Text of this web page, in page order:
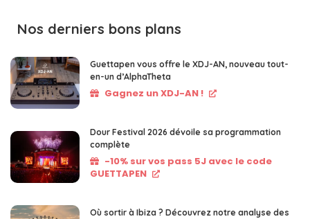
Nos derniers bons plans
Guettapen vous offre le XDJ-AN, nouveau tout-
en-un d’AlphaTheta
Gagnez un XDJ-AN !
Dour Festival 2026 dévoile sa programmation
complète
-10% sur vos pass 5J avec le code
GUETTAPEN
Où sortir à Ibiza ? Découvrez notre analyse des